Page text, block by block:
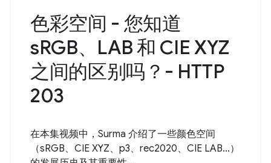
色彩空间 - 您知道
sRGB、LAB 和 CIE XYZ
之间的区别吗？- HTTP
203
在本集视频中，Surma 介绍了一些颜色空间
（sRGB、CIE XYZ、p3、rec2020、CIE LAB...）